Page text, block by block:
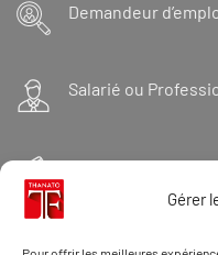
Gérer
Demandeur
Salarié ou
Financeur : tapez 3
Et « 98 » pour une